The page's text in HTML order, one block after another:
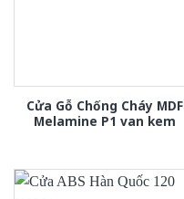
Cửa Gỗ Chống Cháy MDF
Melamine P1 van kem